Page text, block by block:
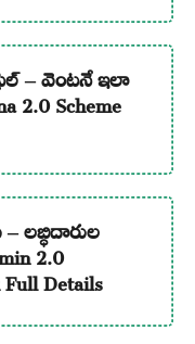
– వెంటనే ఇలా
2.0 Scheme
లబ్ధిదారుల
2.0
Details